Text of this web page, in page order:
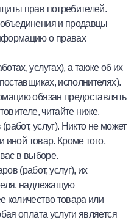
прав потребителей.
и продавцы
о правах
услугах), а также об их
исполнителях).
обязан предоставлять
читайте ниже.
услуг). Никто не может
иной товар. Кроме того,
в выборе.
(работ, услуг), их
надлежащую
количество товара или
оплата услуги является